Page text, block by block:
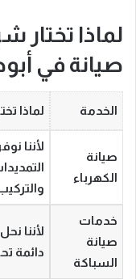
لماذا تختار
صيانة في
الخدمة لماذا
صيانة
الكهرباء
لأننا
خدمات
صيانة
السباكة
لأننا
دائمة